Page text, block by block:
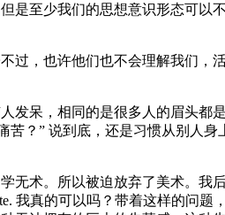
是至少我们的思想意识形态可以
过，也许他们也不会理解我们，
发呆，相同的是很多人的眉头都
？” 说到底，还是习惯从别人身
无术。所以被迫放弃了美术。我
我真的可以吗？带着这样的问题